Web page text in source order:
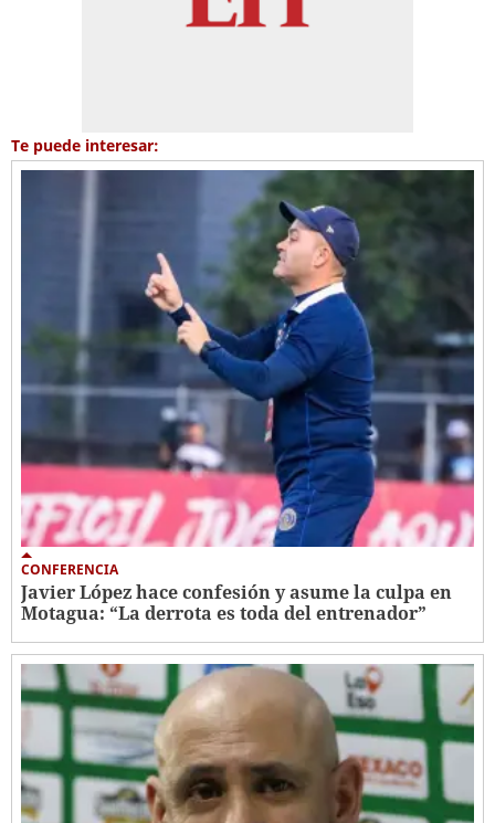
Te puede interesar:
CONFERENCIA
Javier López hace confesión y asume la culpa en
Motagua: “La derrota es toda del entrenador”